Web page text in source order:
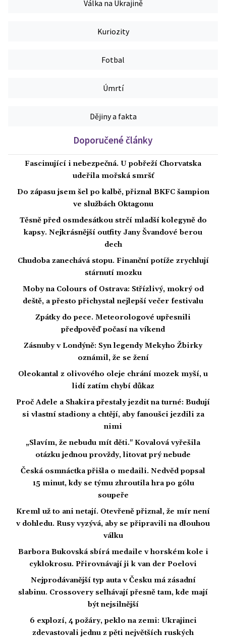
Válka na Ukrajině
Kuriozity
Fotbal
Úmrtí
Dějiny a fakta
Doporučené články
Fascinující i nebezpečná. U pobřeží Chorvatska
udeřila mořská smršť
Do zápasu jsem šel po kalbě, přiznal BKFC šampion
ve službách Oktagonu
Těsně před osmdesátkou strčí mladší kolegyně do
kapsy. Nejkrásnější outfity Jany Švandové berou
dech
Chudoba zanechává stopu. Finanční potíže zrychlují
stárnutí mozku
Moby na Colours of Ostrava: Střízlivý, mokrý od
deště, a přesto přichystal nejlepší večer festivalu
Zpátky do pece. Meteorologové upřesnili
předpověď počasí na víkend
Zásnuby v Londýně: Syn legendy Mekyho Žbirky
oznámil, že se žení
Oleokantal z olivového oleje chrání mozek myší, u
lidí zatím chybí důkaz
Proč Adele a Shakira přestaly jezdit na turné: Budují
si vlastní stadiony a chtějí, aby fanoušci jezdili za
nimi
„Slavím, že nebudu mít děti." Kovalová vyřešila
otázku jednou provždy, litovat prý nebude
Česká osmnáctka přišla o medaili. Nedvěd popsal
15 minut, kdy se týmu zhroutila hra po gólu
soupeře
Kreml už to ani netají. Otevřeně přiznal, že mír není
v dohledu. Rusy vyzývá, aby se připravili na dlouhou
válku
Barbora Bukovská sbírá medaile v horském kole i
cyklokrosu. Přirovnávají ji k van der Poelovi
Nejprodávanější typ auta v Česku má zásadní
slabinu. Crossovery selhávají přesně tam, kde mají
být nejsilnější
6 explozí, 4 požáry, peklo na zemi: Ukrajinci
zdevastovali jednu z pěti největších ruských